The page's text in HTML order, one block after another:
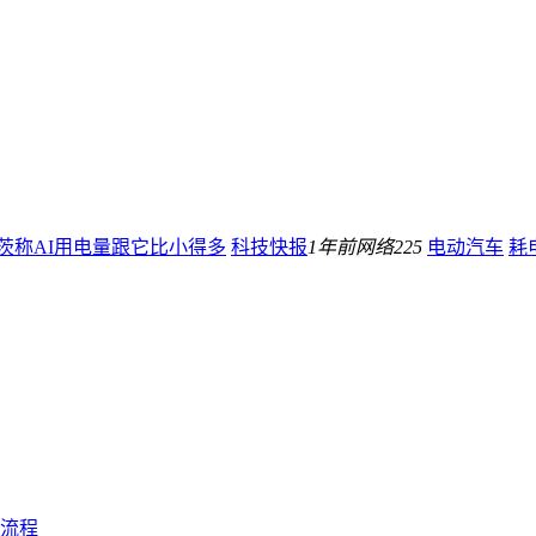
称AI用电量跟它比小得多 科技快报1年前网络225 电动汽车 耗
程